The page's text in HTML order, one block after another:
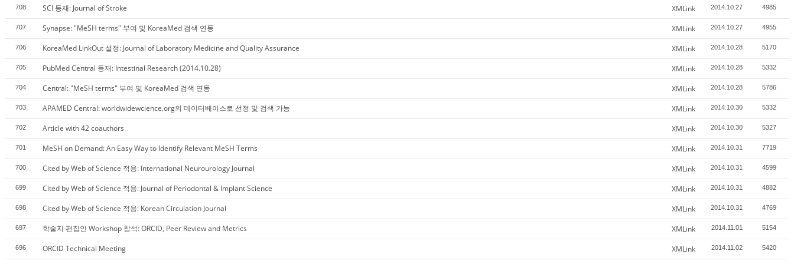
708 SCI 등재: Journal of Stroke XMLink 2014.10.27 4985
707 Synapse: "MeSH terms" 부여 및 KoreaMed 검색 연동 XMLink 2014.10.27 4955
706 KoreaMed LinkOut 설정: Journal of Laboratory Medicine and Quality Assurance XMLink 2014.10.28 5170
705 PubMed Central 등재: Intestinal Research (2014.10.28) XMLink 2014.10.28 5332
704 Central: "MeSH terms" 부여 및 KoreaMed 검색 연동 XMLink 2014.10.28 5786
703 APAMED Central: worldwidewcience.org의 데이터베이스로 선정 및 검색 가능 XMLink 2014.10.30 5332
702 Article with 42 coauthors XMLink 2014.10.30 5327
701 MeSH on Demand: An Easy Way to Identify Relevant MeSH Terms XMLink 2014.10.31 7719
700 Cited by Web of Science 적용: International Neurourology Journal XMLink 2014.10.31 4599
699 Cited by Web of Science 적용: Journal of Periodontal & Implant Science XMLink 2014.10.31 4882
698 Cited by Web of Science 적용: Korean Circulation Journal XMLink 2014.10.31 4769
697 학술지 편집인 Workshop 참석: ORCID, Peer Review and Metrics XMLink 2014.11.01 5154
696 ORCID Technical Meeting XMLink 2014.11.02 5420